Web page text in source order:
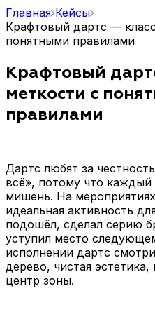
Главная Кейсы
Крафтовый дартс —
понятными правилами
Крафтовый
меткости с
правилами
Дартс любят за
всё», потому что
мишень. На
идеальная активность
подошёл, сделал серию
уступил место
исполнении дартс
дерево, чистая
центр зоны.